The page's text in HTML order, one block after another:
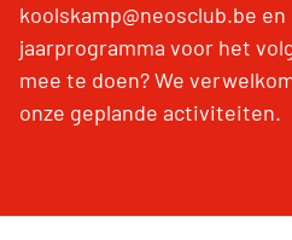
koolskamp@neosclub.be
jaarprogramma voor het
mee te doen? We
onze geplande activiteiten.